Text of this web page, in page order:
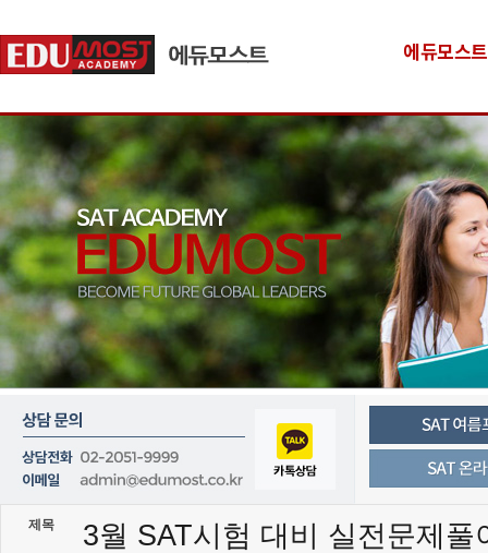
에듀모스
제목 3월 SAT시험 대비 실전문제풀